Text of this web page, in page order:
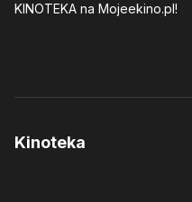
KINOTEKA na Mojeekino.pl!
Kinoteka